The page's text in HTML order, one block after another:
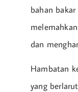
bahan
dan
Hambatan
yang